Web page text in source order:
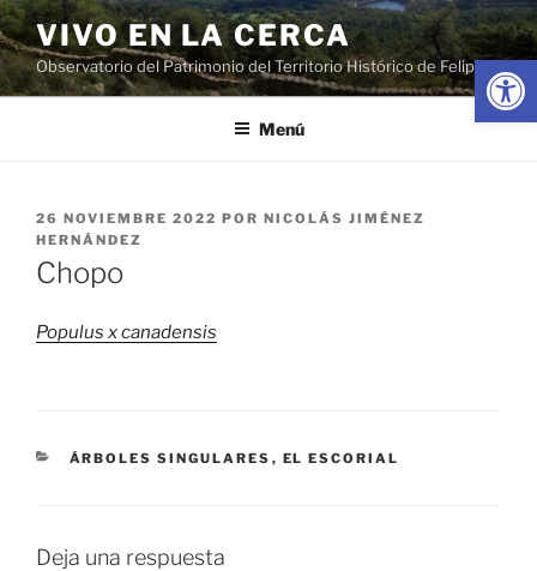
Abrir
Saltar
al
contenido
VIVO EN LA CERCA
Observatorio del Patrimonio del Territorio Histórico de Felipe II
Menú
PUBLICADO
EL
26 NOVIEMBRE 2022 POR NICOLÁS JIMÉNEZ
HERNÁNDEZ
Chopo
Populus x canadensis
CATEGORÍAS
ÁRBOLES SINGULARES , EL ESCORIAL
Deja una respuesta